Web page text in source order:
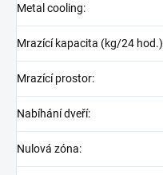
Metal cooling:
Mrazící kapacita (kg/24 hod.)
Mrazící prostor:
Nabíhání dveří:
Nulová zóna: